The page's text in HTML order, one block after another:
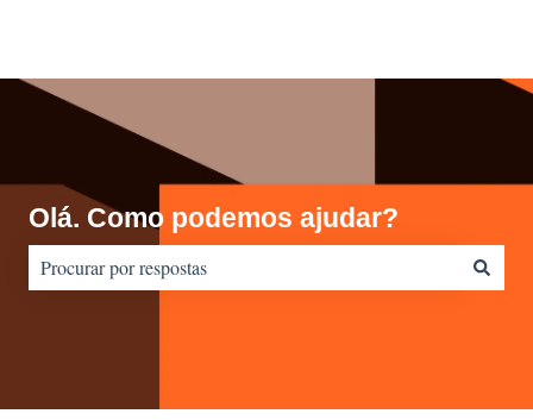
Olá. Como podemos ajudar?